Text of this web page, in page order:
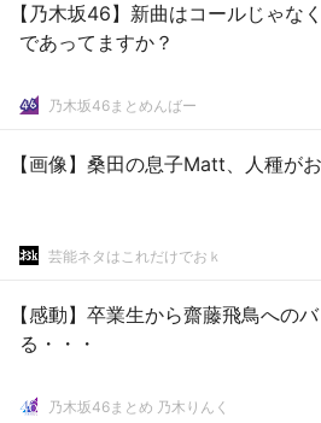
【乃木坂46】新曲はコールじゃな
であってますか？
乃木坂46まとめんばー
【画像】桑田の息子Matt、人種が
芸能ネタはこれだけでおｋ
【感動】卒業生から齋藤飛鳥への
る・・・
乃木坂46まとめ 乃木りんく